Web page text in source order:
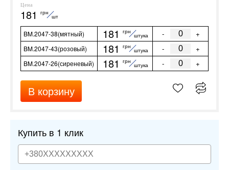
Цена
181 грн
шт
BM.2047-38(мятный) 181 грн
штука - +
BM.2047-43(розовый) 181 грн
штука - +
BM.2047-26(сиреневый) 181 грн
штука - +
В корзину
Купить в 1 клик